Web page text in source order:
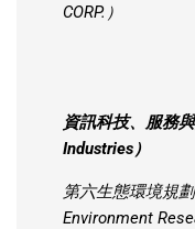
CORP.）
資訊科技、服務
Industries）
第六生態環境規
Environment